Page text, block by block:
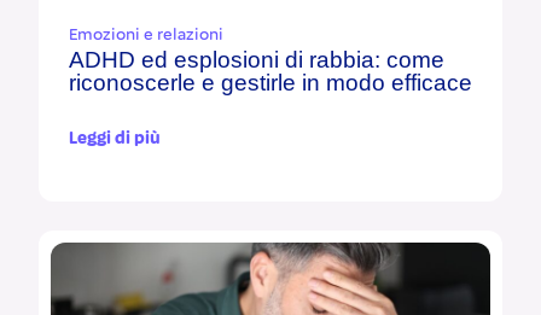
Emozioni e relazioni
ADHD ed esplosioni di rabbia: come
riconoscerle e gestirle in modo efficace
Leggi di più